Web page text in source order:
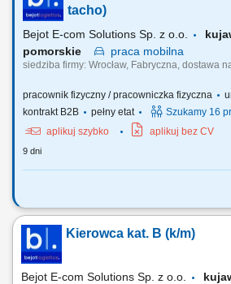
tacho)
Bejot E-com Solutions Sp. z o.o.
pomorskie
praca mobilna
siedziba firmy: Wrocław, Fabryczna, dostawa
pracownik fizyczny / pracowniczka fizyczna
kontrakt B2B
pełny etat
Szukamy 16
aplikuj szybko
aplikuj bez CV
9 dni
Twój zakres obowiązków RYNEK – Niemcy -
Niemiec, załadunek i rozładunek mebli, praca
harmonogramem oraz instrukcjami
korzystanie z firmowej aplikacji do obsługi
Kierowca kat. B (k/m)
Bejot E-com Solutions Sp. z o.o.